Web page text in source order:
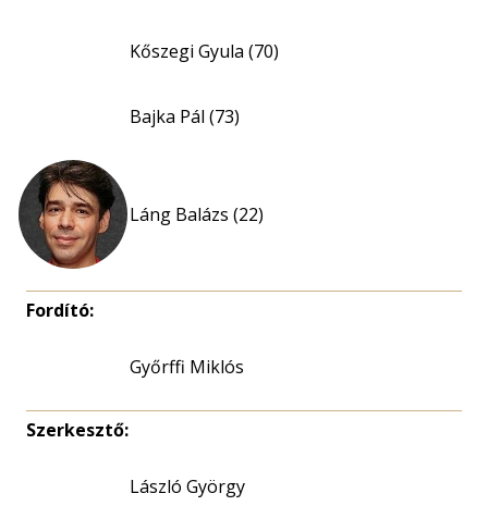
Kőszegi Gyula (70)
Bajka Pál (73)
Láng Balázs (22)
Fordító:
Győrffi Miklós
Szerkesztő:
László György